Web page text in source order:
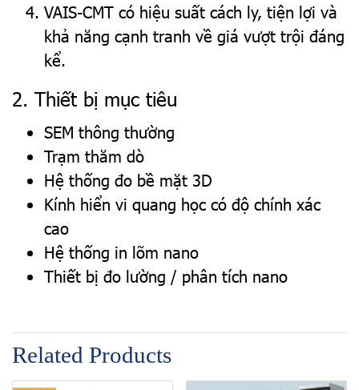
VAIS-CMT có hiệu suất cách ly, tiện lợi và
khả năng cạnh tranh về giá vượt trội đáng
kể.
2. Thiết bị mục tiêu
SEM thông thường
Trạm thăm dò
Hệ thống đo bề mặt 3D
Kính hiển vi quang học có độ chính xác
cao
Hệ thống in lõm nano
Thiết bị đo lường / phân tích nano
Related Products